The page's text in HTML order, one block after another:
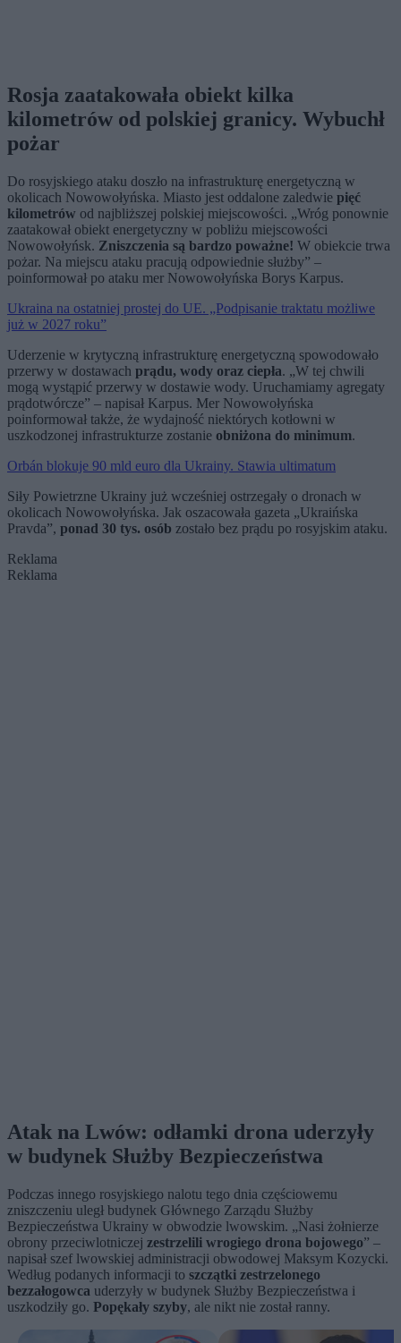
Rosja zaatakowała obiekt kilka
kilometrów od polskiej granicy. Wybuchł
pożar
Do rosyjskiego ataku doszło na infrastrukturę energetyczną w
okolicach Nowowołyńska. Miasto jest oddalone zaledwie pięć
kilometrów od najbliższej polskiej miejscowości. „Wróg ponownie
zaatakował obiekt energetyczny w pobliżu miejscowości
Nowowołyńsk. Zniszczenia są bardzo poważne! W obiekcie trwa
pożar. Na miejscu ataku pracują odpowiednie służby” –
poinformował po ataku mer Nowowołyńska Borys Karpus.
Ukraina na ostatniej prostej do UE. „Podpisanie traktatu możliwe
już w 2027 roku”
Uderzenie w krytyczną infrastrukturę energetyczną spowodowało
przerwy w dostawach prądu, wody oraz ciepła. „W tej chwili
mogą wystąpić przerwy w dostawie wody. Uruchamiamy agregaty
prądotwórcze” – napisał Karpus. Mer Nowowołyńska
poinformował także, że wydajność niektórych kotłowni w
uszkodzonej infrastrukturze zostanie obniżona do minimum.
Orbán blokuje 90 mld euro dla Ukrainy. Stawia ultimatum
Siły Powietrzne Ukrainy już wcześniej ostrzegały o dronach w
okolicach Nowowołyńska. Jak oszacowała gazeta „Ukraińska
Pravda”, ponad 30 tys. osób zostało bez prądu po rosyjskim ataku.
Reklama
Reklama
Atak na Lwów: odłamki drona uderzyły
w budynek Służby Bezpieczeństwa
Podczas innego rosyjskiego nalotu tego dnia częściowemu
zniszczeniu uległ budynek Głównego Zarządu Służby
Bezpieczeństwa Ukrainy w obwodzie lwowskim. „Nasi żołnierze
obrony przeciwlotniczej zestrzelili wrogiego drona bojowego” –
napisał szef lwowskiej administracji obwodowej Maksym Kozycki.
Według podanych informacji to szczątki zestrzelonego
bezzałogowca uderzyły w budynek Służby Bezpieczeństwa i
uszkodziły go. Popękały szyby, ale nikt nie został ranny.